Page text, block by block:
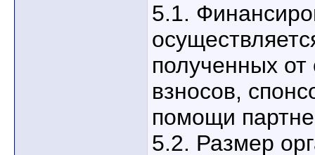
5.1.
полученных
взносов,
помощи
5.2. Размер